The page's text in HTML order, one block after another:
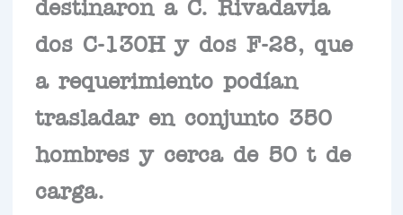
destinaron a C. Rivadavia
dos C-130H y dos F-28, que
a requerimiento podían
trasladar en conjunto 350
hombres y cerca de 50 t de
carga.